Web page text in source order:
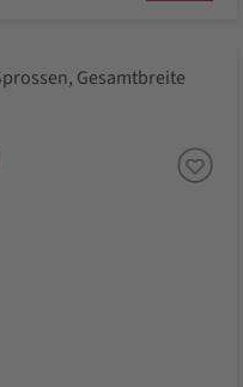
Gesamtbreite